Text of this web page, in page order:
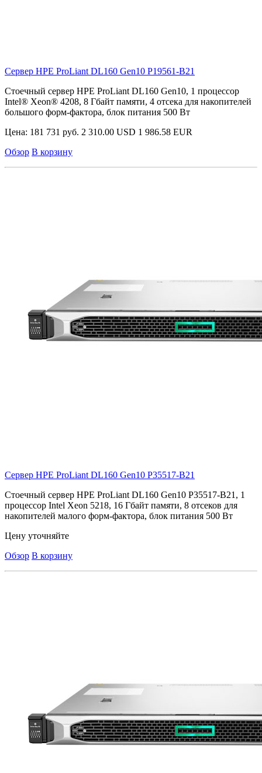
Сервер HPE ProLiant DL160 Gen10 P19561-B21
Стоечный сервер HPE ProLiant DL160 Gen10, 1 процессор
Intel® Xeon® 4208, 8 Гбайт памяти, 4 отсека для накопителей
большого форм-фактора, блок питания 500 Вт
Цена: 181 731 руб. 2 310.00 USD 1 986.58 EUR
Обзор В корзину
Сервер HPE ProLiant DL160 Gen10 P35517-B21
Стоечный сервер HPE ProLiant DL160 Gen10 P35517-B21, 1
процессор Intel Xeon 5218, 16 Гбайт памяти, 8 отсеков для
накопителей малого форм-фактора, блок питания 500 Вт
Цену уточняйте
Обзор В корзину